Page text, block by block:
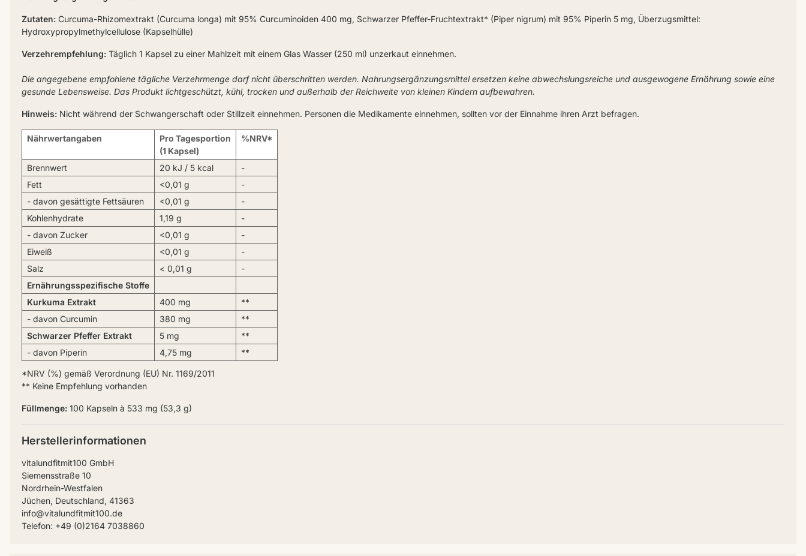
Zutaten: Curcuma-Rhizomextrakt (Curcuma longa) mit 95% Curcuminoiden 400 mg, Schwarzer Pfeffer-Fruchtextrakt* (Piper nigrum) mit 95% Piperin 5 mg, Überzugsmittel:
Hydroxypropylmethylcellulose (Kapselhülle)
Verzehrempfehlung: Täglich 1 Kapsel zu einer Mahlzeit mit einem Glas Wasser (250 ml) unzerkaut einnehmen.
Die angegebene empfohlene tägliche Verzehrmenge darf nicht überschritten werden. Nahrungsergänzungsmittel ersetzen keine abwechslungsreiche und ausgewogene Ernährung sowie eine
gesunde Lebensweise. Das Produkt lichtgeschützt, kühl, trocken und außerhalb der Reichweite von kleinen Kindern aufbewahren.
Hinweis: Nicht während der Schwangerschaft oder Stillzeit einnehmen. Personen die Medikamente einnehmen, sollten vor der Einnahme ihren Arzt befragen.
Nährwertangaben
Pro Tagesportion
(1 Kapsel)
%NRV*
Brennwert 20 kJ / 5 kcal
-
Fett
<0,01 g
-
- davon gesättigte Fettsäuren
<0,01 g
-
Kohlenhydrate
1,19 g
-
- davon Zucker
<0,01 g
-
Eiweiß
<0,01 g
-
Salz
< 0,01 g
-
Ernährungsspezifische Stoffe
Kurkuma Extrakt
400 mg
**
- davon Curcumin
380 mg
**
Schwarzer Pfeffer Extrakt
5 mg
**
- davon Piperin
4,75 mg **
*NRV (%) gemäß Verordnung (EU) Nr. 1169/2011
** Keine Empfehlung vorhanden
Füllmenge: 100 Kapseln à 533 mg (53,3 g)
Herstellerinformationen
vitalundfitmit100 GmbH
Siemensstraße 10
Nordrhein-Westfalen
Jüchen, Deutschland, 41363
info@vitalundfitmit100.de
Telefon: +49 (0)2164 7038860